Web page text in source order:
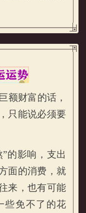
额财富的话，
只能说必须要
的影响，支出
面的消费，就
来，也有可能
些免不了的花